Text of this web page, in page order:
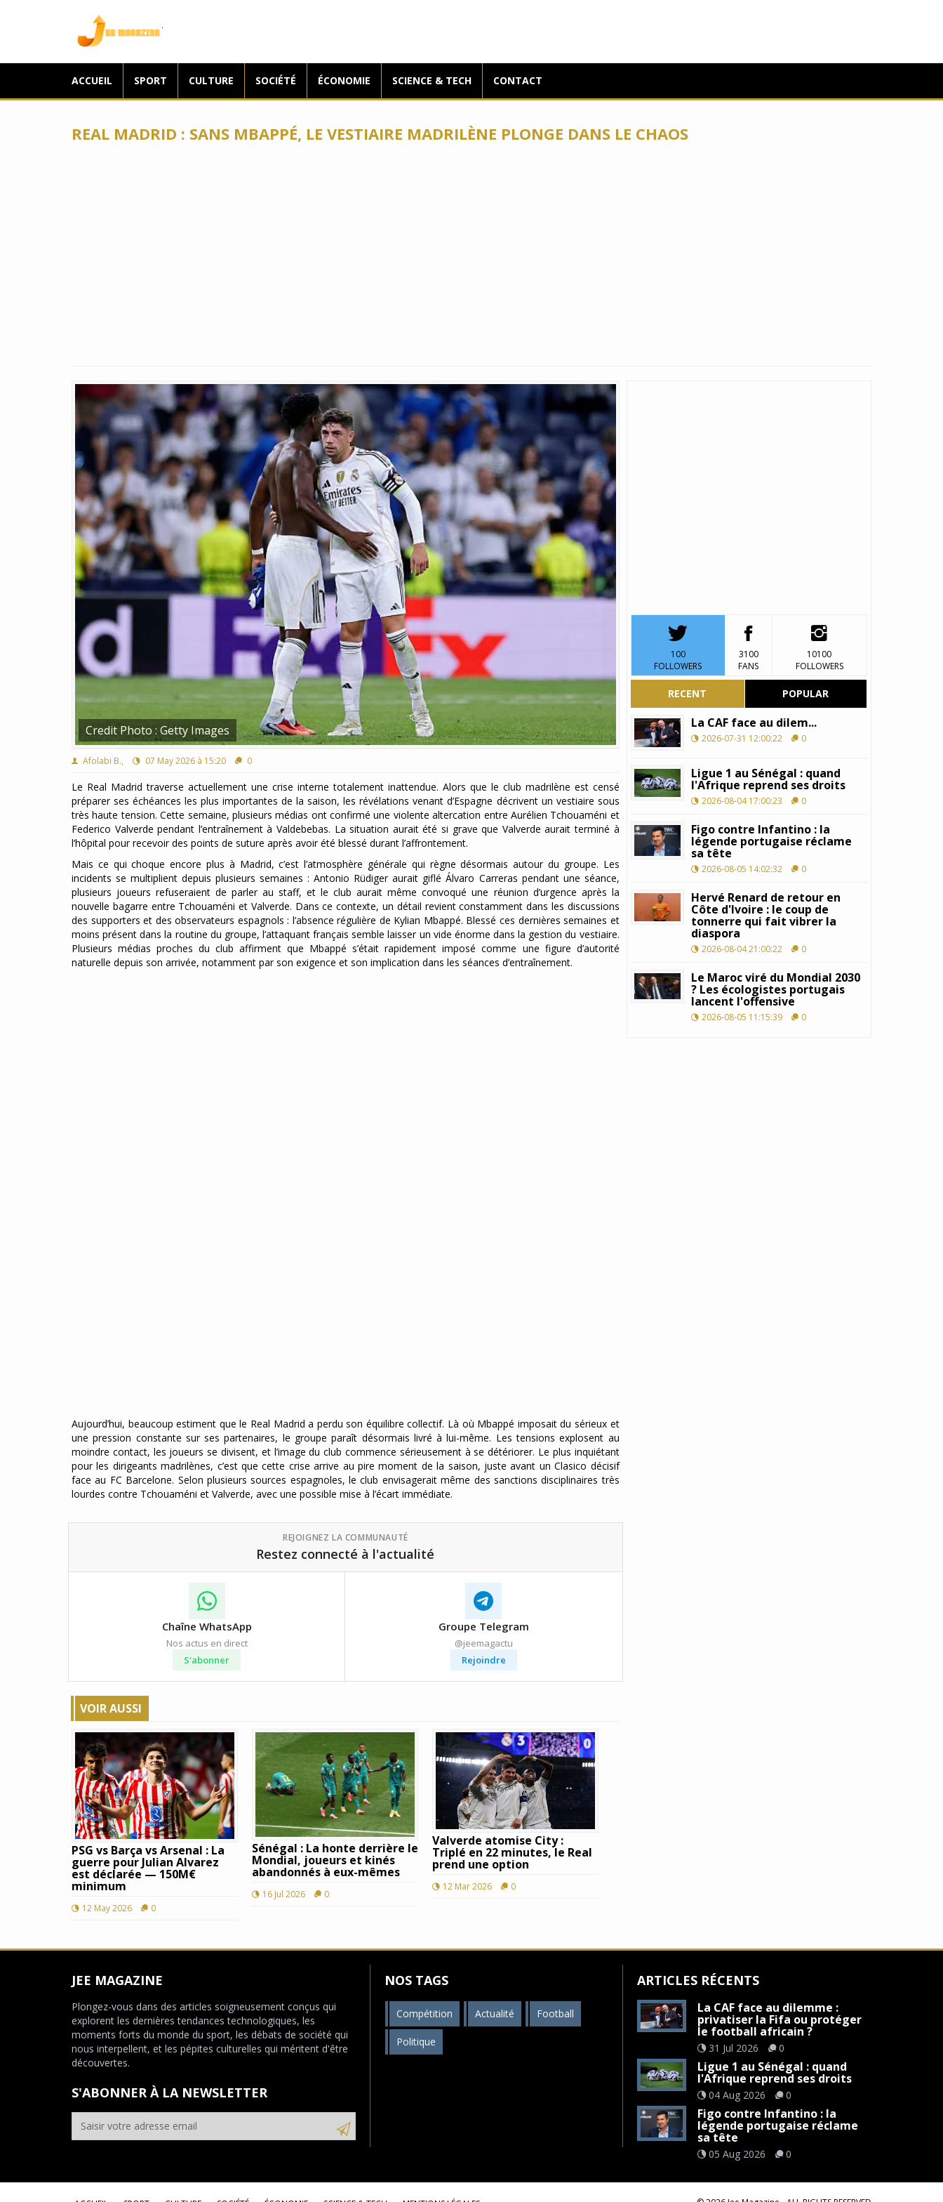
ACCUEIL SPORT CULTURE SOCIÉTÉ ÉCONOMIE SCIENCE & TECH CONTACT
REAL MADRID : SANS MBAPPÉ, LE VESTIAIRE MADRILÈNE PLONGE DANS LE CHAOS
Credit Photo : Getty Images
Afolabi B., 07 May 2026 à 15:20 0
Le Real Madrid traverse actuellement une crise interne totalement inattendue. Alors que le club madrilène est censé
préparer ses échéances les plus importantes de la saison, les révélations venant d’Espagne décrivent un vestiaire sous
très haute tension. Cette semaine, plusieurs médias ont confirmé une violente altercation entre Aurélien Tchouaméni et
Federico Valverde pendant l’entraînement à Valdebebas. La situation aurait été si grave que Valverde aurait terminé à
l’hôpital pour recevoir des points de suture après avoir été blessé durant l’affrontement.
Mais ce qui choque encore plus à Madrid, c’est l’atmosphère générale qui règne désormais autour du groupe. Les
incidents se multiplient depuis plusieurs semaines : Antonio Rüdiger aurait giflé Álvaro Carreras pendant une séance,
plusieurs joueurs refuseraient de parler au staff, et le club aurait même convoqué une réunion d’urgence après la
nouvelle bagarre entre Tchouaméni et Valverde. Dans ce contexte, un détail revient constamment dans les discussions
des supporters et des observateurs espagnols : l’absence régulière de Kylian Mbappé. Blessé ces dernières semaines et
moins présent dans la routine du groupe, l’attaquant français semble laisser un vide énorme dans la gestion du vestiaire.
Plusieurs médias proches du club affirment que Mbappé s’était rapidement imposé comme une figure d’autorité
naturelle depuis son arrivée, notamment par son exigence et son implication dans les séances d’entraînement.
Aujourd’hui, beaucoup estiment que le Real Madrid a perdu son équilibre collectif. Là où Mbappé imposait du sérieux et
une pression constante sur ses partenaires, le groupe paraît désormais livré à lui-même. Les tensions explosent au
moindre contact, les joueurs se divisent, et l’image du club commence sérieusement à se détériorer. Le plus inquiétant
pour les dirigeants madrilènes, c’est que cette crise arrive au pire moment de la saison, juste avant un Clasico décisif
face au FC Barcelone. Selon plusieurs sources espagnoles, le club envisagerait même des sanctions disciplinaires très
lourdes contre Tchouaméni et Valverde, avec une possible mise à l’écart immédiate.
REJOIGNEZ LA COMMUNAUTÉ
Restez connecté à l'actualité
Chaîne WhatsApp
Nos actus en direct
S'abonner
Groupe Telegram
@jeemagactu
Rejoindre
VOIR AUSSI
PSG vs Barça vs Arsenal : La
guerre pour Julian Alvarez
est déclarée — 150M€
minimum
12 May 2026 0
Sénégal : La honte derrière le
Mondial, joueurs et kinés
abandonnés à eux-mêmes
16 Jul 2026 0
Valverde atomise City :
Triplé en 22 minutes, le Real
prend une option
12 Mar 2026 0
100
FOLLOWERS
3100
FANS
10100
FOLLOWERS
RECENT POPULAR
La CAF face au dilem...
2026-07-31 12:00:22 0
Ligue 1 au Sénégal : quand
l'Afrique reprend ses droits
2026-08-04 17:00:23 0
Figo contre Infantino : la
légende portugaise réclame
sa tête
2026-08-05 14:02:32 0
Hervé Renard de retour en
Côte d'Ivoire : le coup de
tonnerre qui fait vibrer la
diaspora
2026-08-04 21:00:22 0
Le Maroc viré du Mondial 2030
? Les écologistes portugais
lancent l'offensive
2026-08-05 11:15:39 0
JEE MAGAZINE
Plongez-vous dans des articles soigneusement conçus qui
explorent les dernières tendances technologiques, les
moments forts du monde du sport, les débats de société qui
nous interpellent, et les pépites culturelles qui méritent d'être
découvertes.
S'ABONNER À LA NEWSLETTER
NOS TAGS
Compétition Actualité Football
Politique
ARTICLES RÉCENTS
La CAF face au dilemme :
privatiser la Fifa ou protéger
le football africain ?
31 Jul 2026 0
Ligue 1 au Sénégal : quand
l'Afrique reprend ses droits
04 Aug 2026 0
Figo contre Infantino : la
légende portugaise réclame
sa tête
05 Aug 2026 0